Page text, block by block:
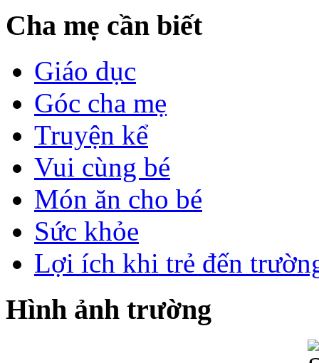
Cha mẹ cần biết
Giáo dục
Góc cha mẹ
Truyện kể
Vui cùng bé
Món ăn cho bé
Sức khỏe
Lợi ích khi trẻ đến
Hình ảnh trường